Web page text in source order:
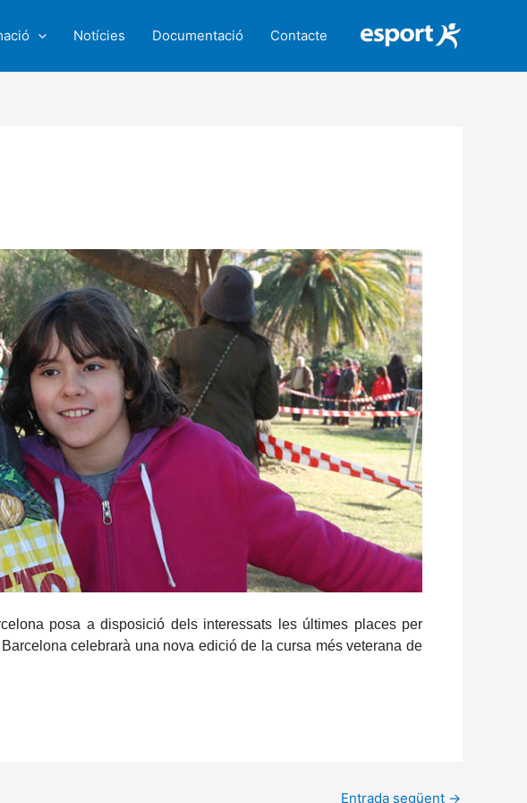
Notícies Documentació Contacte
posa a disposició dels interessats les últimes places per
celebrarà una nova edició de la cursa més veterana de
Entrada següent →